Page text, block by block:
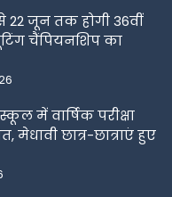
22 जून तक होगी 36वीं
चैंपियनशिप का
में वार्षिक परीक्षा
मेधावी छात्र-छात्राएं हुए